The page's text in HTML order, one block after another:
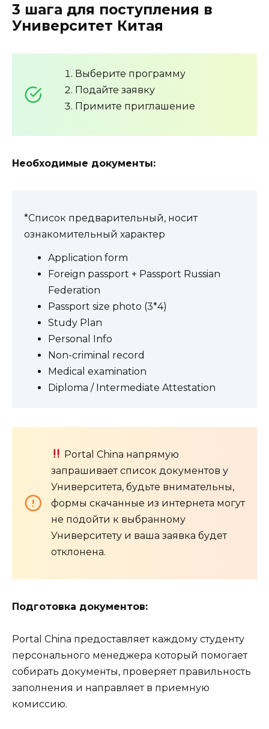
3 шага для поступления в
Университет Китая
Выберите программу
Подайте заявку
Примите приглашение
Необходимые документы:
*Список предварительный, носит
ознакомительный характер
Application form
Foreign passport + Passport Russian
Federation
Passport size photo (3*4)
Study Plan
Personal Info
Non-criminal record
Medical examination
Diploma / Intermediate Attestation
Portal China напрямую
запрашивает список документов у
Университета, будьте внимательны,
формы скачанные из интернета могут
не подойти к выбранному
Университету и ваша заявка будет
отклонена.
Подготовка документов:
Portal China предоставляет каждому студенту
персонального менеджера который помогает
собирать документы, проверяет правильность
заполнения и направляет в приемную
комиссию.